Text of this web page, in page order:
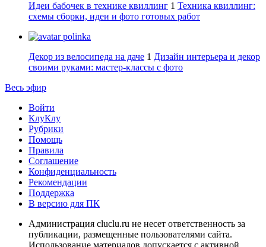
Идеи бабочек в технике квиллинг 1 Техника квиллинг:
схемы сборки, идеи и фото готовых работ
polinka
Декор из велосипеда на даче 1 Дизайн интерьера и декор
своими руками: мастер-классы с фото
Весь эфир
Войти
КлуКлу
Рубрики
Помощь
Правила
Соглашение
Конфиденциальность
Рекомендации
Поддержка
В версию для ПК
Администрация cluclu.ru не несет ответственность за
публикации, размещенные пользователями сайта.